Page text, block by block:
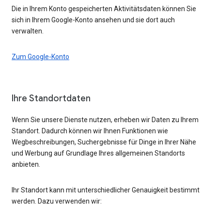
Die in Ihrem Konto gespeicherten Aktivitätsdaten können Sie
sich in Ihrem Google-Konto ansehen und sie dort auch
verwalten.
Zum Google-Konto
Ihre Standortdaten
Wenn Sie unsere Dienste nutzen, erheben wir Daten zu Ihrem
Standort. Dadurch können wir Ihnen Funktionen wie
Wegbeschreibungen, Suchergebnisse für Dinge in Ihrer Nähe
und Werbung auf Grundlage Ihres allgemeinen Standorts
anbieten.
Ihr Standort kann mit unterschiedlicher Genauigkeit bestimmt
werden. Dazu verwenden wir: